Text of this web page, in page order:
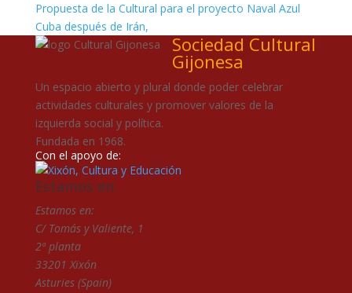
Propuesta de la Cultural para el proyecto Naval Azul
Cuba después de Irán,
Sociedad Cultural
Gijonesa
Un espacio abierto y plural donde poder celebrar
actividades culturales y promover valores de la
izquierda social y política.
Fundada en 1968.
Con el apoyo de:
Estamos en:
Estamos en:
C/ Tomás y Valiente, 1
2ª planta
33201 Xixón
Asturies (Spain)